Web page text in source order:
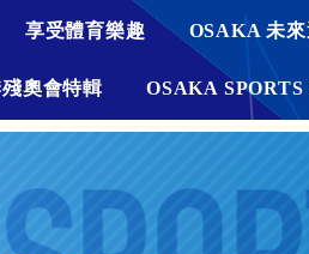
享受體育樂趣 OSAKA 未
奧會特輯 OSAKA